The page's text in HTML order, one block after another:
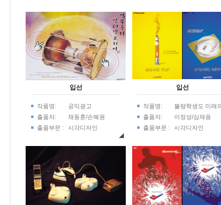
입선
작품명:
공익광고
출품자:
채동훈/손혜원
출품부문 :
시각디자인
입선
작품명:
불량학생도 미래
주인공..
출품자:
이정성/심재용
출품부문 :
시각디자인